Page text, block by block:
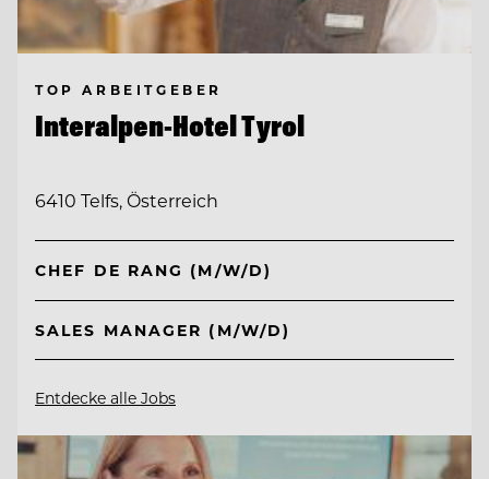
TOP ARBEITGEBER
Interalpen-Hotel Tyrol
6410 Telfs, Österreich
CHEF DE RANG (M/W/D)
SALES MANAGER (M/W/D)
Entdecke alle Jobs